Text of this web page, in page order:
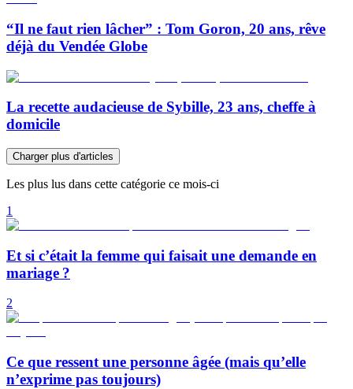
“Il ne faut rien lâcher” : Tom Goron, 20 ans, rêve
déjà du Vendée Globe
La recette audacieuse de Sybille, 23 ans, cheffe à
domicile
Charger plus d'articles
Les plus lus dans cette catégorie ce mois-ci
1
Et si c’était la femme qui faisait une demande en
mariage ?
2
Ce que ressent une personne âgée (mais qu’elle
n’exprime pas toujours)